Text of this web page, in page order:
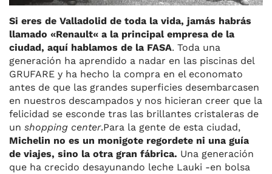
Si eres de Valladolid de toda la vida, jamás habrás
llamado «Renault« a la principal empresa de la
ciudad, aquí hablamos de la FASA. Toda una
generación ha aprendido a nadar en las piscinas del
GRUFARE y ha hecho la compra en el economato
antes de que las grandes superficies desembarcasen
en nuestros descampados y nos hicieran creer que la
felicidad se esconde tras las brillantes cristaleras de
un shopping center.Para la gente de esta ciudad,
Michelin no es un monigote regordete ni una guía
de viajes, sino la otra gran fábrica. Una generación
que ha crecido desayunando leche Lauki -en bolsa